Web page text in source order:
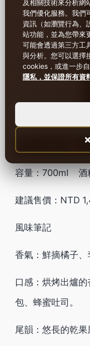
容量：700ml 酒
建議售價：NTD
風味筆記
香氣：鮮摘橘子、
口感：烘烤出爐
包、蜂蜜吐司。
尾韻：悠長的乾果
及相關技術來分析網
我們優化服務。 我們
資訊（如瀏覽行為、
站功能，並為您帶來
可能會透過第三方工
與分析。 您可以選擇
cookies，或進一步
隱私，並保證所有資